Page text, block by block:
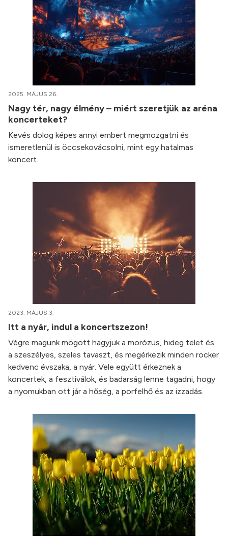
2025. MÁJUS 26.
Nagy tér, nagy élmény – miért szeretjük az aréna
koncerteket?
Kevés dolog képes annyi embert megmozgatni és
ismeretlenül is öccsekovácsolni, mint egy hatalmas
koncert.
2023. MÁJUS 3.
Itt a nyár, indul a koncertszezon!
Végre magunk mögött hagyjuk a morózus, hideg telet és
a szeszélyes, szeles tavaszt, és megérkezik minden rocker
kedvenc évszaka, a nyár. Vele együtt érkeznek a
koncertek, a fesztiválok, és badarság lenne tagadni, hogy
a nyomukban ott jár a hőség, a porfelhő és az izzadás.